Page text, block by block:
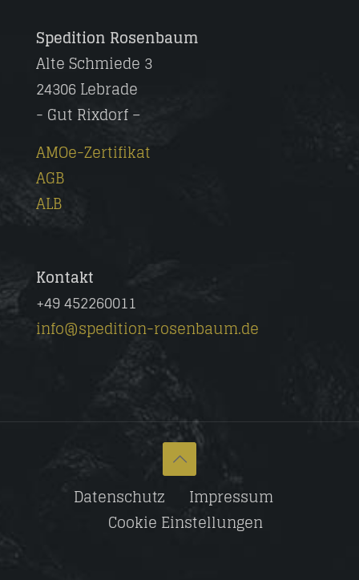
NL-Amsterdam
Euskirchen
24358 Hütten
99820 Hörsberg
Spedition Rosenbaum
Alte Schmiede 3
24306 Lebrade
- Gut Rixdorf –
AMOe-Zertifikat
AGB
ALB
Kontakt
+49 452260011
info@spedition-rosenbaum.de
Datenschutz
Impressum
Cookie Einstellungen